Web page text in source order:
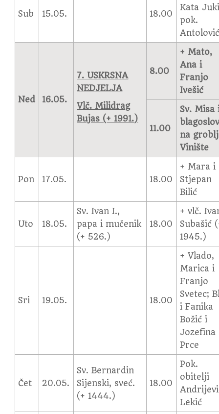
Sub 15.05. 18.00
Kata
pok.
Ned 16.05.
7. USKRSNA
NEDJELJA
Vlč. Milidrag
Bujas (+ 1991.)
8.00
+ Mato,
Ana i
Franjo
Ivešić
11.00
Sv. Misa
na
Vinište
Pon 17.05. 18.00
+ Mara i
Stjepan
Bilić
Uto 18.05.
Sv. Ivan I.,
papa i mučenik
(+ 526.)
18.00
+ vlč.
Subašić
1945.)
Sri 19.05. 18.00
+ Vlado,
Marica i
Franjo
Svetec;
i Fanika
Božić i
Jozefina
Prce
Čet 20.05.
Sv. Bernardin
Sijenski, sveć.
(+ 1444.)
18.00
Pok.
obitelji
Lekić